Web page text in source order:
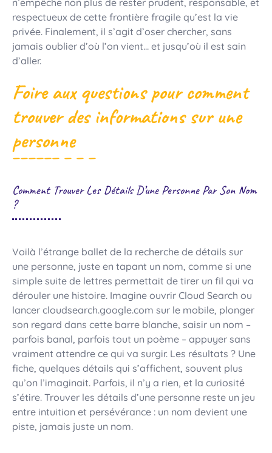
n’empêche non plus de rester prudent, responsable, et
respectueux de cette frontière fragile qu’est la vie
privée. Finalement, il s’agit d’oser chercher, sans
jamais oublier d’où l’on vient… et jusqu’où il est sain
d’aller.
Foire aux questions pourcomment
trouver des informations sur une
personne
Comment Trouver Les Détails D’une Personne Par Son Nom
?
Voilà l’étrange ballet de la recherche de détails sur
une personne, juste en tapant un nom, comme si une
simple suite de lettres permettait de tirer un fil qui va
dérouler une histoire. Imagine ouvrir Cloud Search ou
lancer cloudsearch.google.com sur le mobile, plonger
son regard dans cette barre blanche, saisir un nom –
parfois banal, parfois tout un poème – appuyer sans
vraiment attendre ce qui va surgir. Les résultats ? Une
fiche, quelques détails qui s’affichent, souvent plus
qu’on l’imaginait. Parfois, il n’y a rien, et la curiosité
s’étire. Trouver les détails d’une personne reste un jeu
entre intuition et persévérance : un nom devient une
piste, jamais juste un nom.